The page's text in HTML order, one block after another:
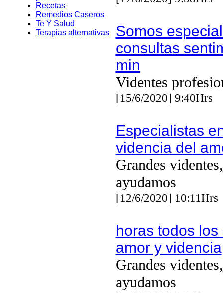
Recetas
Remedios Caseros
Te Y Salud
Terapias alternativas
Somos
consultas
min
Videntes
[15/6/2020] 9:40Hrs
Especialistas
videncia del
Grandes
ayudamos
[12/6/2020] 10:11Hrs
horas todos los
amor y videncia
Grandes
ayudamos